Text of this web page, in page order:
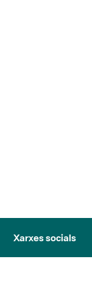
Xarxes socials